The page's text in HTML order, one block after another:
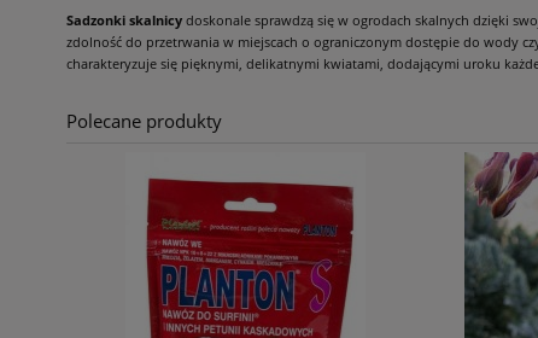
Sadzonki skalnicy doskonale sprawdzą się w ogrodach skalnych dzięki
zdolność do przetrwania w miejscach o ograniczonym dostępie do wody
charakteryzuje się pięknymi, delikatnymi kwiatami, dodającymi uroku
Polecane produkty